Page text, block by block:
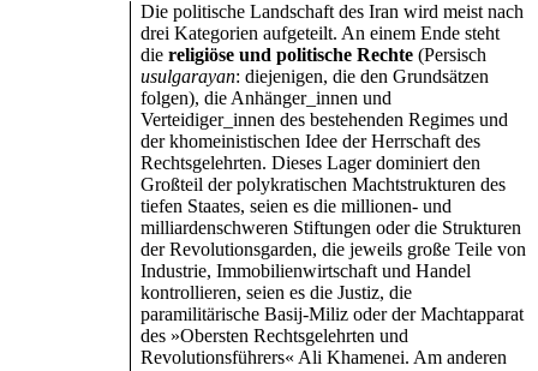
Die politische Landschaft des Iran wird meist nach
drei Kategorien aufgeteilt. An einem Ende steht
die religiöse und politische Rechte (Persisch
usulgarayan: diejenigen, die den Grundsätzen
folgen), die Anhänger_innen und
Verteidiger_innen des bestehenden Regimes und
der khomeinistischen Idee der Herrschaft des
Rechtsgelehrten. Dieses Lager dominiert den
Großteil der polykratischen Machtstrukturen des
tiefen Staates, seien es die millionen- und
milliardenschweren Stiftungen oder die Strukturen
der Revolutionsgarden, die jeweils große Teile von
Industrie, Immobilienwirtschaft und Handel
kontrollieren, seien es die Justiz, die
paramilitärische Basij-Miliz oder der Machtapparat
des »Obersten Rechtsgelehrten und
Revolutionsführers« Ali Khamenei. Am anderen